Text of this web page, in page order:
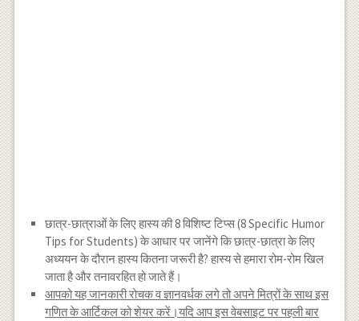
छात्र-छात्राओं के लिए हास्य की 8 विशिष्ट टिप्स (8 Specific Humor
Tips for Students) के आधार पर जानेंगे कि छात्र-छात्रा के लिए
अध्ययन के दौरान हास्य कितना जरूरी है? हास्य से हमारा रोम-रोम खिल
जाता है और तनावरहित हो जाते हैं।
आपको यह जानकारी रोचक व ज्ञानवर्धक लगे तो अपने मित्रों के साथ इस
गणित के आर्टिकल को शेयर करें।यदि आप इस वेबसाइट पर पहली बार